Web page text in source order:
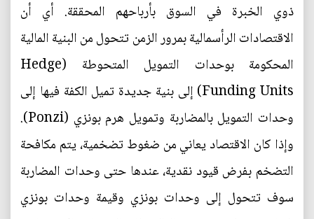
ذوي الخبرة في السوق بأرباحهم المحققة. أي أن
الاقتصادات الرأسمالية بمرور الزمن تتحول من البنية المالية
المحكومة بوحدات التمويل المتحوطة (Hedge
Funding Units) إلى بنية جديدة تميل الكفة فيها إلى
وحدات التمويل بالمضاربة وتمويل هرم بونزي (Ponzi).
وإذا كان الاقتصاد يعاني من ضغوط تضخمية، يتم مكافحة
التضخم بفرض قيود نقدية، عندها حتى وحدات المضاربة
سوف تتحول إلى وحدات بونزي وقيمة وحدات بونزي